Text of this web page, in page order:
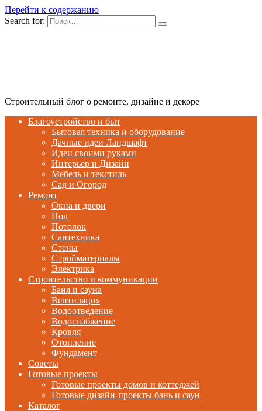
Перейти к содержанию
Search for:
Строительный блог о ремонте, дизайне и декоре
Благоустройство и быт
Бытовая техника и оборудование
Дачные идеи Ландшафт
Идеи своими руками
Интерьер и Дизайн
Мебель и текстиль
Сад и Огород
Ремонт
Окна и двери
Пол
Потолок
Сантехника
Стены
Стройматериалы
Электрика
Строительство и коммуникации
Баня и сауна
Вентиляция
Водоотведение
Водоснабжение
Кровля
Отопление
Фундамент
Советы
Готовые проекты
Готовые проекты домов и коттеджей
Готовые дизайн-проекты бань и саун
Каталог